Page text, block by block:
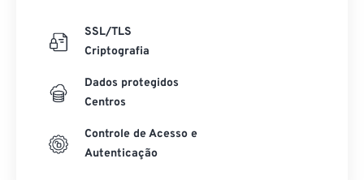
SSL/TLS
Criptografia
Dados protegidos
Centros
Controle de Acesso e
Autenticação